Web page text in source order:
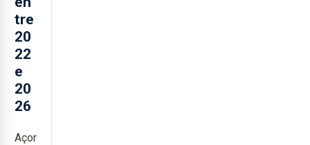
tre
20
22
e
20
26
Açores